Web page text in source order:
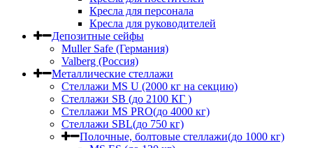
Кресла для персонала
Кресла для руководителей
Депозитные сейфы
Muller Safe (Германия)
Valberg (Россия)
Металлические стеллажи
Стеллажи MS U (2000 кг на секцию)
Стеллажи SB (до 2100 КГ )
Стеллажи MS PRO(до 4000 кг)
Стеллажи SBL(до 750 кг)
Полочные, болтовые стеллажи(до 1000 кг)